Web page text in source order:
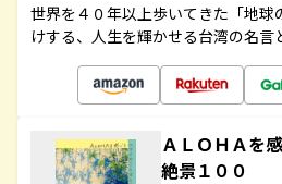
世界を４０年以上歩いてきた「地球
けする、人生を輝かせる台湾の名言
ＡＬＯＨＡを
絶景１００